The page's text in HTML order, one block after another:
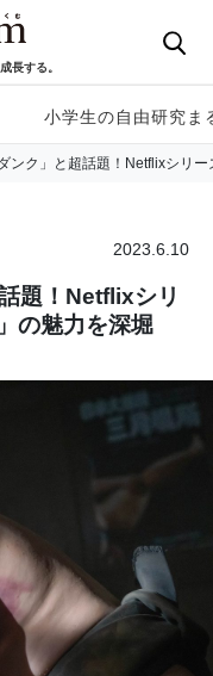
長する。
小学生の自由研究ま
ンク」と超話題！Netflixシリ
2023.6.10
題！Netflixシリ
の魅力を深堀